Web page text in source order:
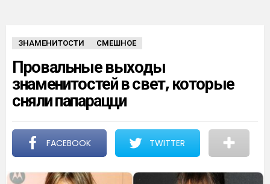
ЗНАМЕНИТОСТИ СМЕШНОЕ
Провальные выходы
знаменитостей в свет, которые
сняли папарацци
FACEBOOK TWITTER